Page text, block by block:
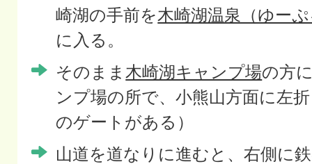
崎湖の手前を木崎湖温泉（ゆー
に入る。
そのまま 木崎湖キャンプ場の方
ンプ場の所で、小熊山方面に左
のゲートがある）
山道を道なりに進むと、右側に